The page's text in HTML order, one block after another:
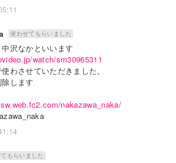
使わせてもらいました
沢なかといいます
watch/sm30965311
わさせていただきました。
します
nakazawa_naka/
もらいました